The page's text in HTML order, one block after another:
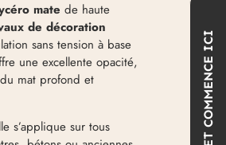
COMMENCE ICI
mate de haute
de décoration
sans tension à base
une excellente opacité,
mat profond et
s’applique sur tous